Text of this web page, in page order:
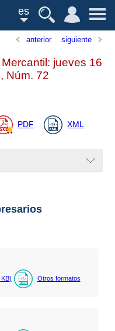
es
anterior siguiente
jueves 16
Núm. 72
PDF XML
KB) Otros formatos